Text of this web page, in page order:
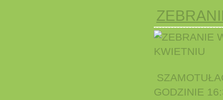
GODZINIE